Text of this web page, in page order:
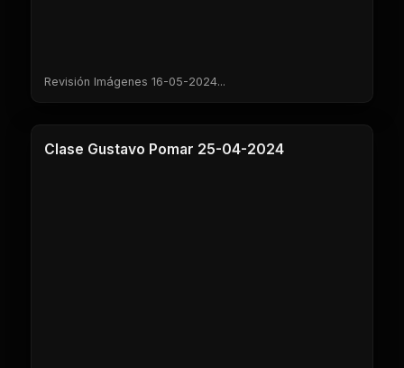
Revisión Imágenes 16-05-2024...
1 Clases
Clase Gustavo Pomar 25-04-2024